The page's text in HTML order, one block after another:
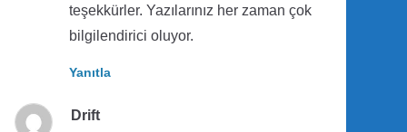
teşekkürler. Yazılarınız her zaman çok
bilgilendirici oluyor.
Yanıtla
Drift